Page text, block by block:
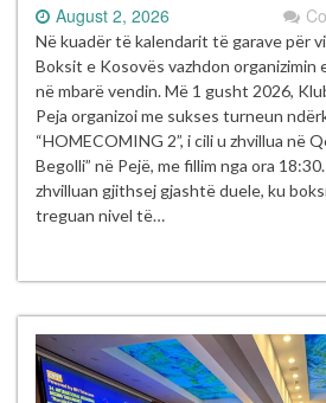
August 2, 2026
Në kuadër të kalendarit të garave për
Boksit e Kosovës vazhdon
në mbarë vendin. Më 1 gusht 2026,
Peja organizoi me sukses turneun
“HOMECOMING 2”, i cili u zhvillua në
Begolli” në Pejë, me fillim nga ora
zhvilluan gjithsej gjashtë duele, ku
treguan nivel të…